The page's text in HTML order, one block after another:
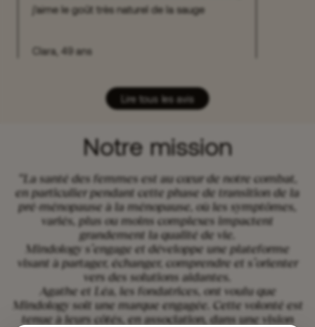
j'aime le goût très naturel de la sauge
Clara, 49 ans
Lire tous les avis
Notre mission
“La santé des femmes est au cœur de notre combat,
en particulier pendant cette phase de transition de la
pré-ménopause à la ménopause, où les symptômes,
variés, plus ou moins complexes impactent
grandement la qualité de vie.
Mindology s’engage et développe une plateforme
visant à partager, échanger, comprendre et s’orienter
vers des solutions aidantes.
Agathe et Léa, les fondatrices, ont voulu que
Mindology soit une marque engagée. Cette volonté est
tenue à leurs côtés, en association, dans une vision